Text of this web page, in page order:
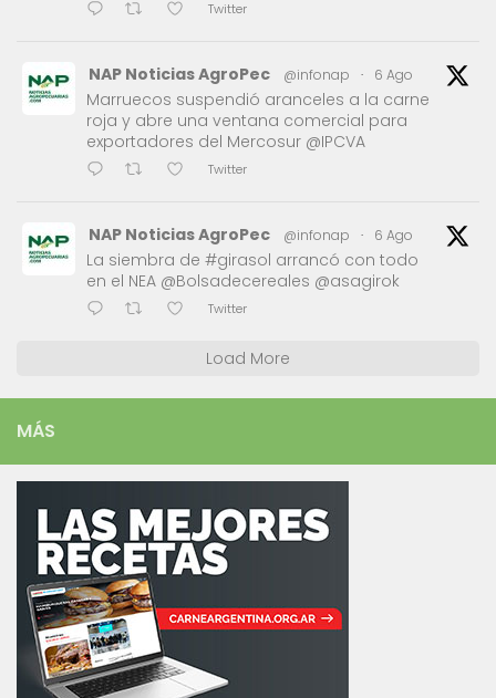
Twitter
NAP Noticias AgroPec @infonap · 6 Ago
Marruecos suspendió aranceles a la carne
roja y abre una ventana comercial para
exportadores del Mercosur @IPCVA
Twitter
NAP Noticias AgroPec @infonap · 6 Ago
La siembra de #girasol arrancó con todo
en el NEA @Bolsadecereales @asagirok
Twitter
Load More
MÁS